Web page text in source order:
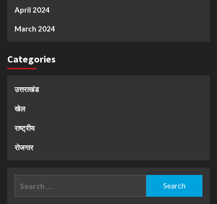
April 2024
March 2024
Categories
उत्तराखंड
खेल
राष्ट्रीय
रोजगार